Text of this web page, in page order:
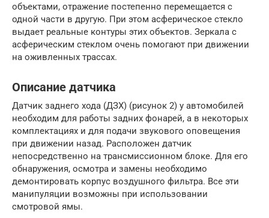
объектами, отражение постепенно перемещается с
одной части в другую. При этом асферическое стекло
выдает реальные контуры этих объектов. Зеркала с
асферическим стеклом очень помогают при движении
на оживленных трассах.
Описание датчика
Датчик заднего хода (ДЗХ) (рисунок 2) у автомобилей
необходим для работы задних фонарей, а в некоторых
комплектациях и для подачи звукового оповещения
при движении назад. Расположен датчик
непосредственно на трансмиссионном блоке. Для его
обнаружения, осмотра и замены необходимо
демонтировать корпус воздушного фильтра. Все эти
манипуляции возможны при использовании
смотровой ямы.